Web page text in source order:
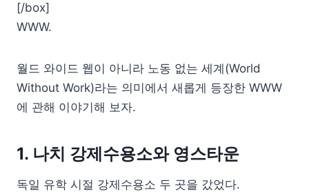
[/box]
WWW.
월드 와이드 웹이 아니라 노동 없는 세계(World
Without Work)라는 의미에서 새롭게 등장한 WWW
에 관해 이야기해 보자.
1. 나치 강제수용소와 영스타운
독일 유학 시절 강제수용소 두 곳을 갔었다.